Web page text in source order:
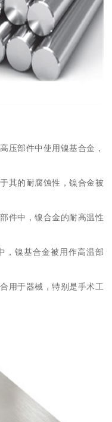
压部件中使用镍基合金，
其的耐腐蚀性，镍合金被
件中，镍合金的耐高温性
，镍基合金被用作高温部
用于器械，特别是手术工